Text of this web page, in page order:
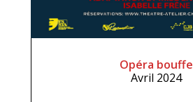
Opéra bouffe
Avril 2024